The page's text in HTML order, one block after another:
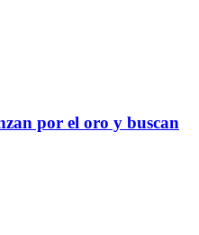
por el oro y buscan